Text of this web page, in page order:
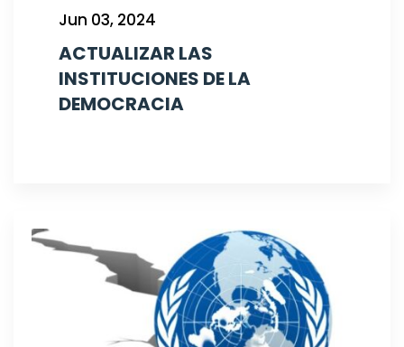
Jun 03, 2024
ACTUALIZAR LAS
INSTITUCIONES DE LA
DEMOCRACIA